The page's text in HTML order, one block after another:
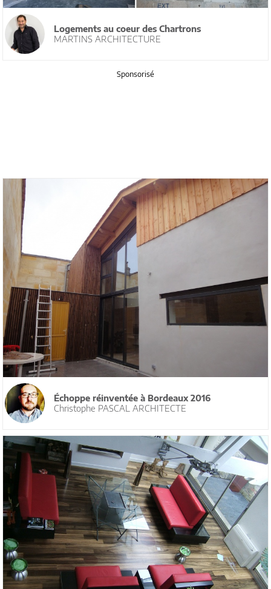
Logements au coeur des Chartrons
MARTINS ARCHITECTURE
Sponsorisé
Échoppe réinventée à Bordeaux 2016
Christophe PASCAL ARCHITECTE